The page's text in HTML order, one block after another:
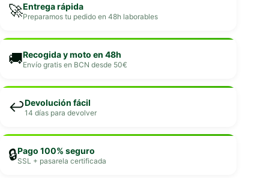
🚀Entrega rápida
Preparamos tu pedido en 48h laborables
🚚Recogida y moto en 48h
Envío gratis en BCN desde 50€
↩️Devolución fácil
14 días para devolver
🔒Pago 100% seguro
SSL + pasarela certificada